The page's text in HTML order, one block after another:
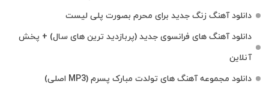
دانلود آهنگ زنگ جدید برای محرم بصورت پلی لیست
دانلود آهنگ های فرانسوی جدید (پربازدید ترین های سال) + پخش
آنلاین
دانلود مجموعه آهنگ های تولدت مبارک پسرم (MP3 اصلی)